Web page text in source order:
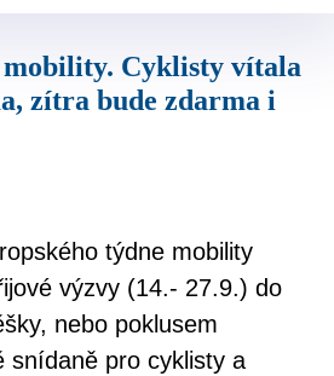
zítra bude zdarma i
týdne mobility
výzvy (14.- 27.9.) do
nebo poklusem
snídaně pro cyklisty a